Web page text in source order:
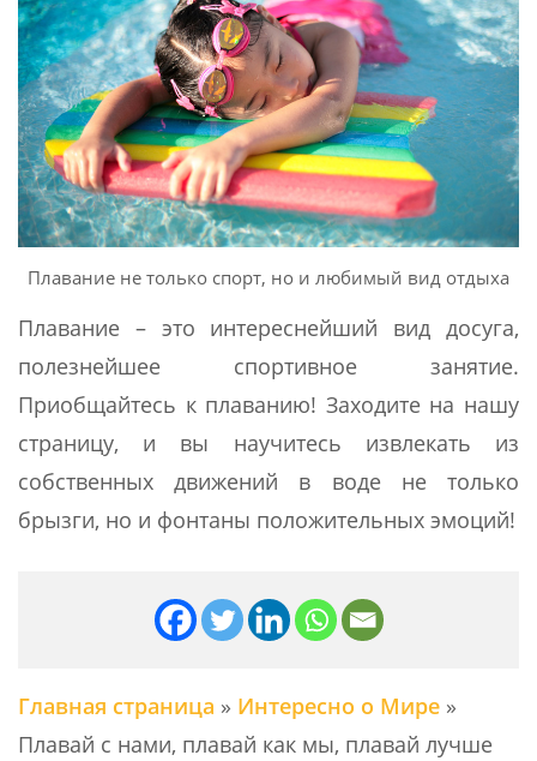
Плавание не только спорт, но и любимый вид отдыха
Плавание – это интереснейший вид досуга,
полезнейшее спортивное занятие.
Приобщайтесь к плаванию! Заходите на нашу
страницу, и вы научитесь извлекать из
собственных движений в воде не только
брызги, но и фонтаны положительных эмоций!
Главная страница » Интересно о Мире »
Плавай с нами, плавай как мы, плавай лучше